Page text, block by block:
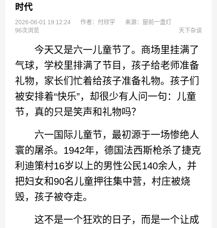
时代
2026-06-01 19:12:24 作者：付欣宇
来源：窗前一盏灯
96次浏览
天下杂谈
今天又是六一儿童节了。商场里挂满了
气球，学校里排满了节目，孩子给老师准备
礼物，家长们忙着给孩子准备礼物。孩子们
被安排着“快乐”，却很少有人问一句：儿童
节，真的只是笑声和礼物吗？
六一国际儿童节，最初源于一场惨绝人
寰的屠杀。1942年，德国法西斯枪杀了捷克
利迪策村16岁以上的男性公民140余人，并
把妇女和90名儿童押往集中营，村庄被烧
毁，孩子被夺走。
这不是一个狂欢的日子，而是一个让成